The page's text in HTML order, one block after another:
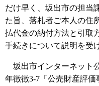
だけ早く、坂出市の担当
た旨、落札者ご本人の住
払代金の納付方法と引取
手続きについて説明を受
坂出市インターネット
年徴徴3-7「公売財産評